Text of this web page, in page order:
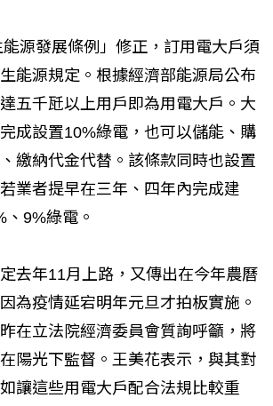
源發展條例」修正，訂用電大戶須
能源規定。根據經濟部能源局公布
五千瓩以上用戶即為用電大戶。大
成設置10%綠電，也可以儲能、購
繳納代金代替。該條款同時也設置
若業者提早在三年、四年內完成建
9%綠電。
去年11月上路，又傳出在今年農曆
為疫情延宕明年元旦才拍板實施。
在立法院經濟委員會質詢呼籲，將
陽光下監督。王美花表示，與其對
讓這些用電大戶配合法規比較重